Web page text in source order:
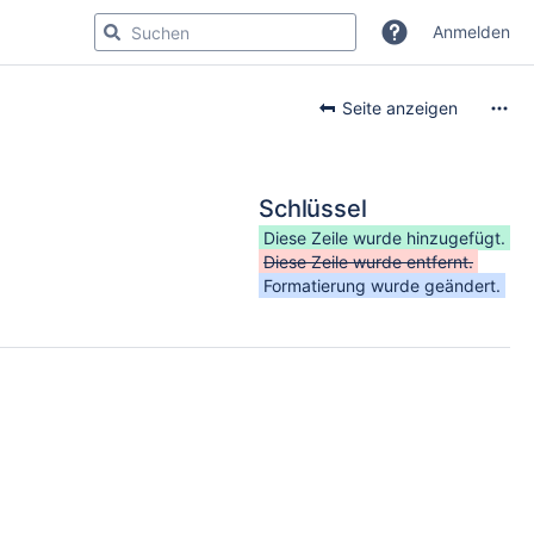
Anmelden
Seite anzeigen
Schlüssel
Diese Zeile wurde hinzugefügt.
Diese Zeile wurde entfernt.
Formatierung wurde geändert.